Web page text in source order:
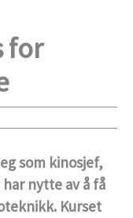
for
som kinosjef,
nytte av å få
Kurset